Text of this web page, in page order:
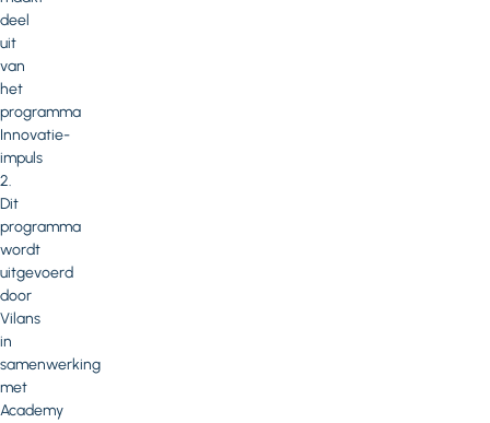
deel
uit
van
het
programma
Innovatie-
impuls
2.
Dit
programma
wordt
uitgevoerd
door
Vilans
in
samenwerking
met
Academy